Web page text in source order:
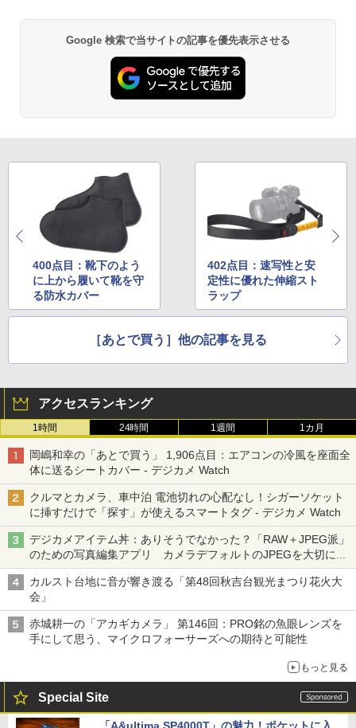
Google 検索で当サイトの記事を優先表示させる
400点目：靴下のよう
に上から履いて靴を守
る防水カバー
402点目：速写性と安
定性に優れた伸縮スト
ラップ
［あとで買う］他の記事を見る
アクセスランキング
1時間 24時間 1週間 1カ月
岡嶋和幸の「あとで買う」 1,906点目：エアコンの冷風を座面全
体に送るシートカバー - デジカメ Watch
クルマとカメラ、車中泊 電池切れの心配なし！シガーソケット
に挿すだけで「探す」が使えるスマートタグ - デジカメ Watch
デジカメアイテム丼：ありそうでなかった？「RAW＋JPEG派」
のための写真編集アプリ カメラデフォルトのJPEGを大切にす
る「Filmator」
カルスト台地に音が響き渡る「第48回秋吉台観光まつり花火大
会」
赤城耕一の「アカギカメラ」 第146回：PRO銘の魚眼レンズを
手にして思う、マイクロフォーサーズへの期待と可能性
もっと見る
Special Site
「A&ultima SP4000T」の魅力！ポケットに入